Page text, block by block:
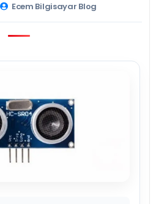
Ecem Bilgisayar Blog